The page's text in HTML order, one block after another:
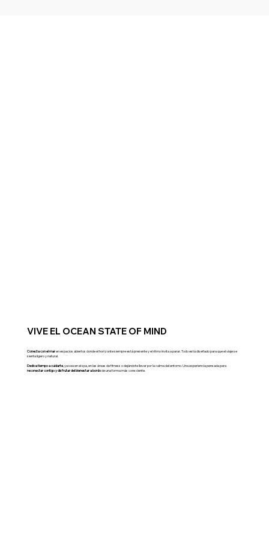
VIVE EL OCEAN STATE OF MIND
Conecta con el maren espacios abiertos donde el horizonte siempre está presente y el ritmo invita a parar. Todo está diseñado para que el viaje se
sienta ligero y natural.
Dedica tiempo a cuidarte, ya sea en el spa, en las áreas de fitness o dejándote llevar por la calma del entorno. Una experiencia pensada para
reconectar contigo y disfrutar del bienestar a bordode una forma más consciente.